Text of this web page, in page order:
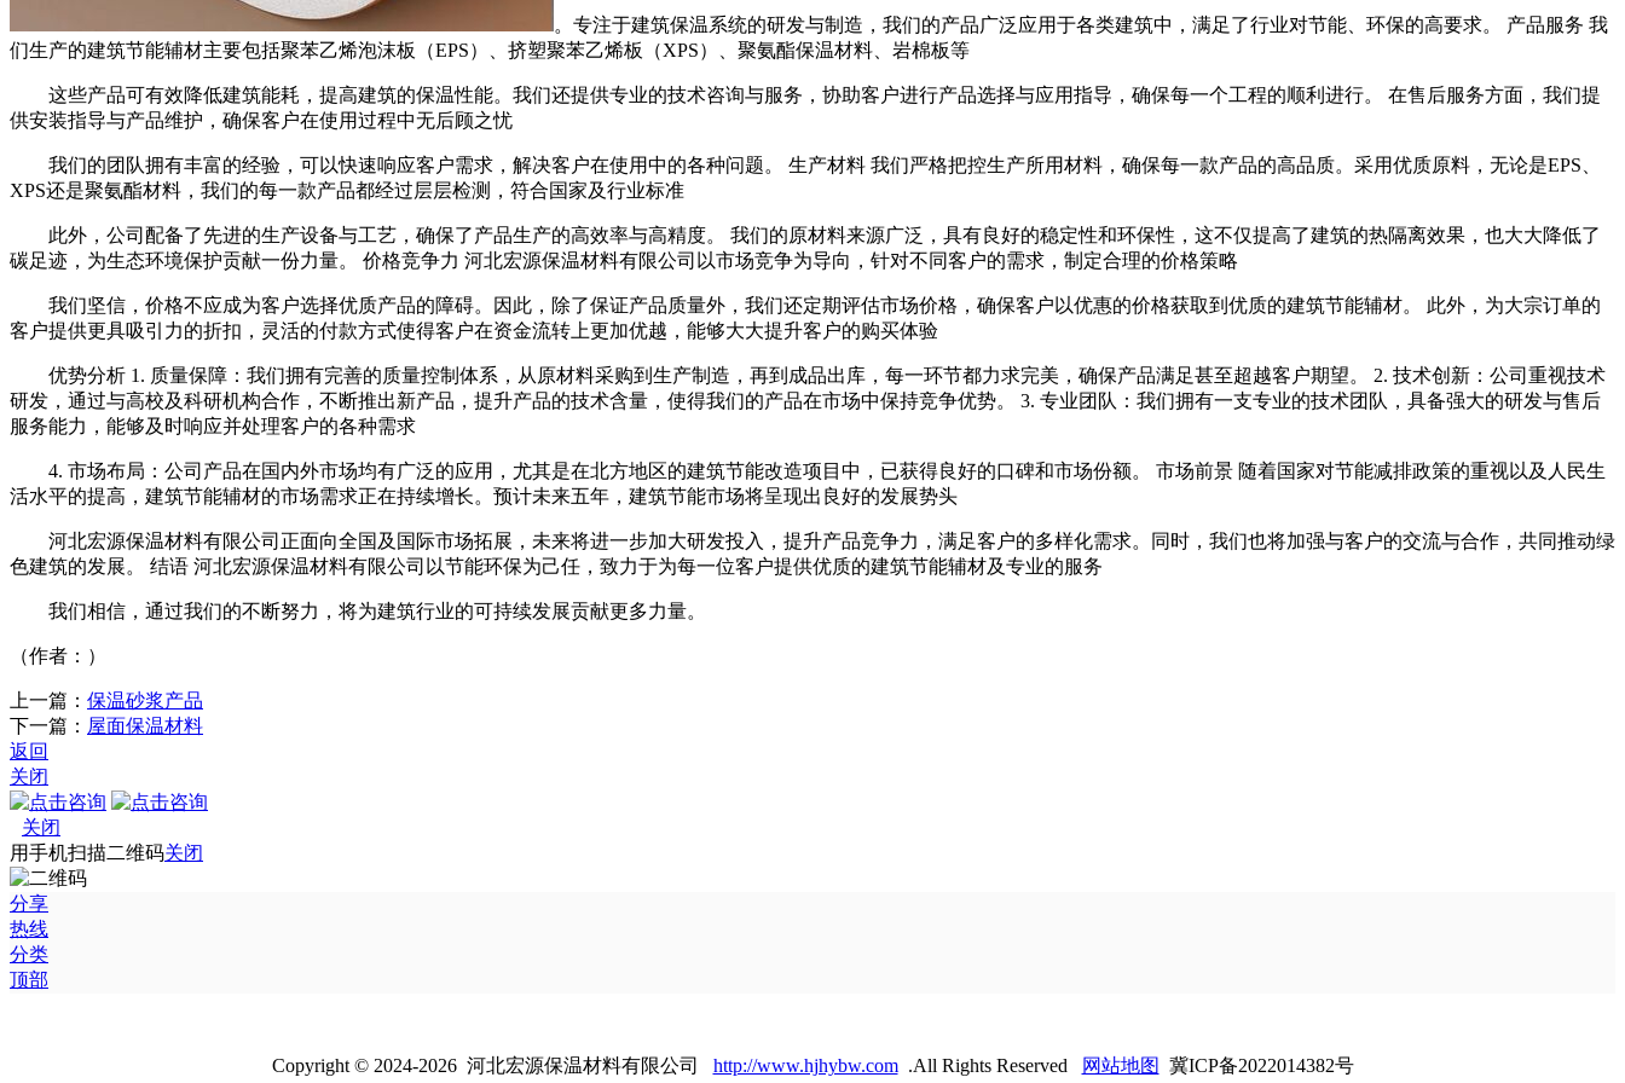
。专注于建筑保温系统的研发与制造，我们的产品广泛应用于各类建筑中，满足了行业对节能、环保的高要求。 产品服务 我
们生产的建筑节能辅材主要包括聚苯乙烯泡沫板（EPS）、挤塑聚苯乙烯板（XPS）、聚氨酯保温材料、岩棉板等
这些产品可有效降低建筑能耗，提高建筑的保温性能。我们还提供专业的技术咨询与服务，协助客户进行产品选择与应用指导，确保每一个工程的顺利进行。 在售后服务方面，我们提
供安装指导与产品维护，确保客户在使用过程中无后顾之忧
我们的团队拥有丰富的经验，可以快速响应客户需求，解决客户在使用中的各种问题。 生产材料 我们严格把控生产所用材料，确保每一款产品的高品质。采用优质原料，无论是EPS、
XPS还是聚氨酯材料，我们的每一款产品都经过层层检测，符合国家及行业标准
此外，公司配备了先进的生产设备与工艺，确保了产品生产的高效率与高精度。 我们的原材料来源广泛，具有良好的稳定性和环保性，这不仅提高了建筑的热隔离效果，也大大降低了
碳足迹，为生态环境保护贡献一份力量。 价格竞争力 河北宏源保温材料有限公司以市场竞争为导向，针对不同客户的需求，制定合理的价格策略
我们坚信，价格不应成为客户选择优质产品的障碍。因此，除了保证产品质量外，我们还定期评估市场价格，确保客户以优惠的价格获取到优质的建筑节能辅材。 此外，为大宗订单的
客户提供更具吸引力的折扣，灵活的付款方式使得客户在资金流转上更加优越，能够大大提升客户的购买体验
优势分析 1. 质量保障：我们拥有完善的质量控制体系，从原材料采购到生产制造，再到成品出库，每一环节都力求完美，确保产品满足甚至超越客户期望。 2. 技术创新：公司重视技术
研发，通过与高校及科研机构合作，不断推出新产品，提升产品的技术含量，使得我们的产品在市场中保持竞争优势。 3. 专业团队：我们拥有一支专业的技术团队，具备强大的研发与售后
服务能力，能够及时响应并处理客户的各种需求
4. 市场布局：公司产品在国内外市场均有广泛的应用，尤其是在北方地区的建筑节能改造项目中，已获得良好的口碑和市场份额。 市场前景 随着国家对节能减排政策的重视以及人民生
活水平的提高，建筑节能辅材的市场需求正在持续增长。预计未来五年，建筑节能市场将呈现出良好的发展势头
河北宏源保温材料有限公司正面向全国及国际市场拓展，未来将进一步加大研发投入，提升产品竞争力，满足客户的多样化需求。同时，我们也将加强与客户的交流与合作，共同推动绿
色建筑的发展。 结语 河北宏源保温材料有限公司以节能环保为己任，致力于为每一位客户提供优质的建筑节能辅材及专业的服务
我们相信，通过我们的不断努力，将为建筑行业的可持续发展贡献更多力量。
（作者：）
上一篇： 保温砂浆产品
下一篇： 屋面保温材料
返回
关闭
关闭
用手机扫描二维码关闭
分享
热线
分类
顶部
Copyright © 2024-2026 河北宏源保温材料有限公司 http://www.hjhybw.com.All Rights Reserved 网站地图 冀ICP备2022014382号